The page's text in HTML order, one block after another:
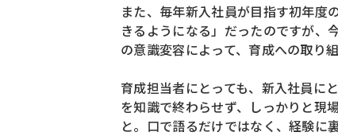
また、毎年新入社員が目指す初年度
きるようになる」だったのですが、
の意識変容によって、育成への取り
育成担当者にとっても、新入社員に
を知識で終わらせず、しっかりと現
と。口で語るだけではなく、経験に